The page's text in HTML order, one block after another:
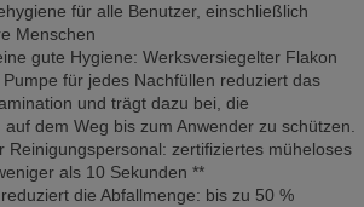
für alle Benutzer, einschließlich
Menschen
gute Hygiene: Werksversiegelter Flakon
für jedes Nachfüllen reduziert das
und trägt dazu bei, die
dem Weg bis zum Anwender zu schützen.
Reinigungspersonal: zertifiziertes müheloses
als 10 Sekunden **
die Abfallmenge: bis zu 50 %